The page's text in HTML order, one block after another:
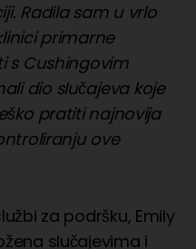
Radila sam u vrlo
primarne
s Cushingovim
dio slučajeva koje
pratiti najnovija
ove
za podršku, Emily
slučajevima i